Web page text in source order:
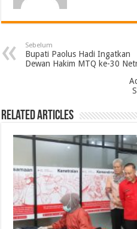
Sebelum
Bupati Paolus Hadi Ingatkan
Dewan Hakim MTQ ke-30
Related Articles